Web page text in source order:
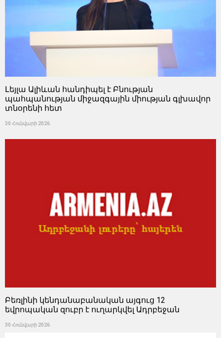
Լեյլա Ալիևան հանդիպել է Բնության
պահպանության միջազգային միության գլխավոր
տնօրենի հետ
30 Հունվարի 2026
Բեռլինի կենդանաբանական այգուց 12
եվրոպական զուբր է ուղարկվել Ադրբեջան
30 Հունվարի 2026